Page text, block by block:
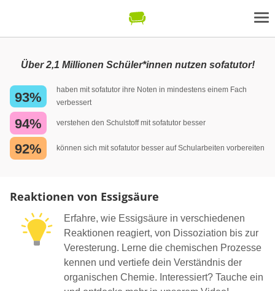
Über 2,1 Millionen Schüler*innen nutzen sofatutor!
93%
haben mit sofatutor ihre Noten in mindestens einem Fach
verbessert
94% verstehen den Schulstoff mit sofatutor besser
92% können sich mit sofatutor besser auf Schularbeiten vorbereiten
Reaktionen von Essigsäure
Erfahre, wie Essigsäure in verschiedenen
Reaktionen reagiert, von Dissoziation bis zur
Veresterung. Lerne die chemischen Prozesse
kennen und vertiefe dein Verständnis der
organischen Chemie. Interessiert? Tauche ein